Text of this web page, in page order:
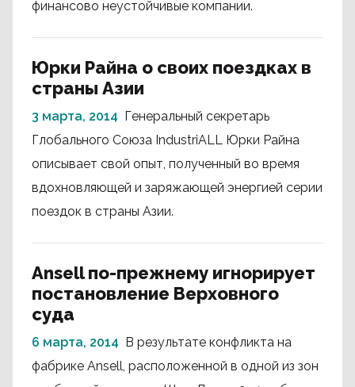
финансово неустойчивые компании.
Юрки Райна о своих поездках в
страны Азии
3 марта, 2014 Генеральный секретарь
Глобального Союза IndustriALL Юрки Райна
описывает свой опыт, полученный во время
вдохновляющей и заряжающей энергией серии
поездок в страны Азии.
Ansell по-прежнему игнорирует
постановление Верховного
суда
6 марта, 2014 В результате конфликта на
фабрике Ansell, расположенной в одной из зон